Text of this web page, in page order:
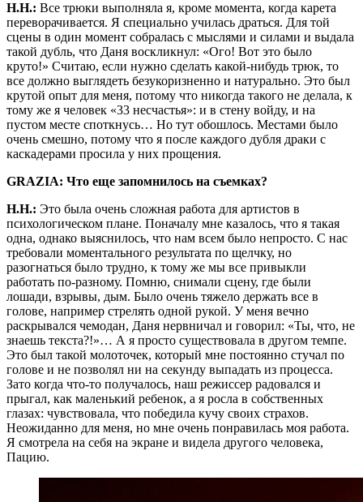
Н.Н.: Все трюки выполняла я, кроме момента, когда карета
переворачивается. Я специально училась драться. Для той
сцены в один момент собралась с мыслями и силами и выдала
такой дубль, что Даня воскликнул: «Ого! Вот это было
круто!» Считаю, если нужно сделать какой-нибудь трюк, то
все должно выглядеть безукоризненно и натурально. Это был
крутой опыт для меня, потому что никогда такого не делала, к
тому же я человек «33 несчастья»: и в стену войду, и на
пустом месте споткнусь… Но тут обошлось. Местами было
очень смешно, потому что я после каждого дубля драки с
каскадерами просила у них прощения.
GRAZIA: Что еще запомнилось на съемках?
Н.Н.: Это была очень сложная работа для артистов в
психологическом плане. Поначалу мне казалось, что я такая
одна, однако выяснилось, что нам всем было непросто. С нас
требовали моментального результата по щелчку, но
разогнаться было трудно, к тому же мы все привыкли
работать по-разному. Помню, снимали сцену, где были
лошади, взрывы, дым. Было очень тяжело держать все в
голове, например стрелять одной рукой. У меня вечно
раскрывался чемодан, Даня нервничал и говорил: «Ты, что, не
знаешь текста?!»… А я просто существовала в другом темпе.
Это был такой молоточек, который мне постоянно стучал по
голове и не позволял ни на секунду выпадать из процесса.
Зато когда что-то получалось, наш режиссер радовался и
прыгал, как маленький ребенок, а я росла в собственных
глазах: чувствовала, что победила кучу своих страхов.
Неожиданно для меня, но мне очень понравилась моя работа.
Я смотрела на себя на экране и видела другого человека,
Пацию.